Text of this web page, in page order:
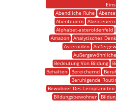
Abendliche Ruhe
Abenteuern
Alphabet-asteroidenfeld
Amazon Analytisches
Asteroiden
Bedeutung Von Bildung
Behalten
Bereichernd
Beruhigende
Bewohner Des Lernplaneten
Bildungsbewohner